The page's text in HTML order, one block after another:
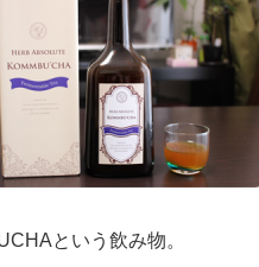
という飲み物。